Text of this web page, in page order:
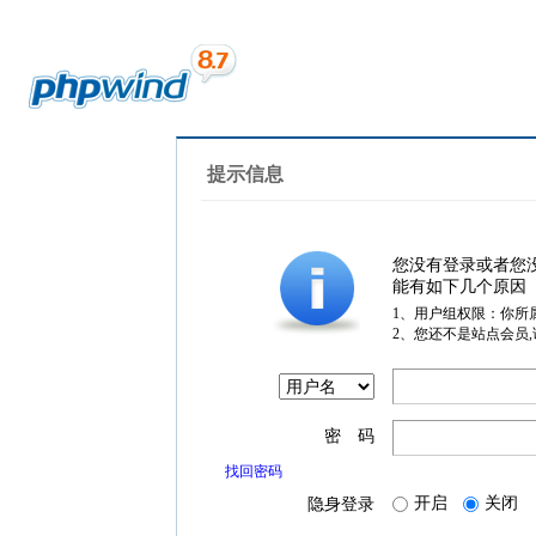
提示信息
您没有登录或者您
能有如下几个原因
1、用户组权限：你所
2、您还不是站点会员
密 码
找回密码
隐身登录 开启 关闭